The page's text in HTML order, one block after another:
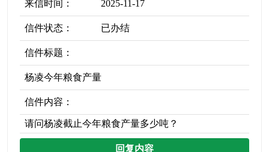
来信时间： 2025-11-17
信件状态： 已办结
信件标题：
杨凌今年粮食产量
信件内容：
请问杨凌截止今年粮食产量多少吨？
回复内容